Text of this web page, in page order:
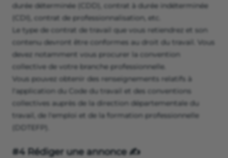
durée déterminée (CDD), contrat à durée indéterminée
(CDI), contrat de professionnalisation, etc.
Le type de contrat de travail que vous retiendrez et son
contenu devront être conformes au droit du travail. Vous
devez notamment vous procurer la convention
collective de votre branche professionnelle.
Vous pouvez obtenir des renseignements relatifs à
l'application du Code du travail et des conventions
collectives auprès de la direction départementale du
travail, de l'emploi et de la formation professionnelle
#4 Rédiger une annonce ✍️